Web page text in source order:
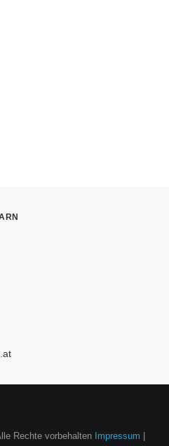
Rechte vorbehalten Impressum